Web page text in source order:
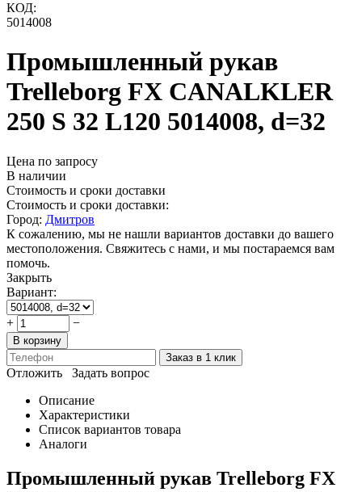
КОД:
5014008
Промышленный рукав
Trelleborg FX CANALKLER
250 S 32 L120 5014008, d=32
Цена по запросу
В наличии
Стоимость и сроки доставки
Стоимость и сроки доставки:
Город: Дмитров
К сожалению, мы не нашли вариантов доставки до вашего
местоположения. Свяжитесь с нами, и мы постараемся вам
помочь.
Закрыть
Вариант:
+ −
В корзину
Заказ в 1 клик
Отложить
Задать вопрос
Описание
Характеристики
Список вариантов товара
Аналоги
Промышленный рукав Trelleborg FX